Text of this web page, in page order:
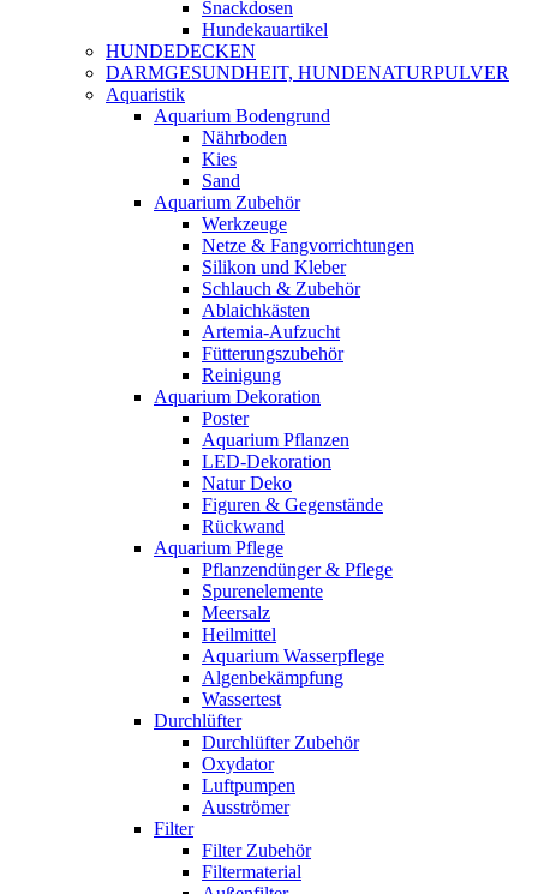
Snackdosen
Hundekauartikel
HUNDEDECKEN
DARMGESUNDHEIT, HUNDENATURPULVER
Aquaristik
Aquarium Bodengrund
Nährboden
Kies
Sand
Aquarium Zubehör
Werkzeuge
Netze & Fangvorrichtungen
Silikon und Kleber
Schlauch & Zubehör
Ablaichkästen
Artemia-Aufzucht
Fütterungszubehör
Reinigung
Aquarium Dekoration
Poster
Aquarium Pflanzen
LED-Dekoration
Natur Deko
Figuren & Gegenstände
Rückwand
Aquarium Pflege
Pflanzendünger & Pflege
Spurenelemente
Meersalz
Heilmittel
Aquarium Wasserpflege
Algenbekämpfung
Wassertest
Durchlüfter
Durchlüfter Zubehör
Oxydator
Luftpumpen
Ausströmer
Filter
Filter Zubehör
Filtermaterial